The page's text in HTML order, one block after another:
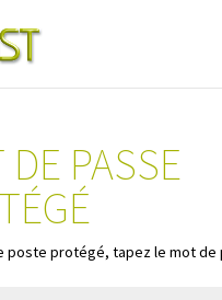
DE PASSE
poste protégé, tapez le mot de